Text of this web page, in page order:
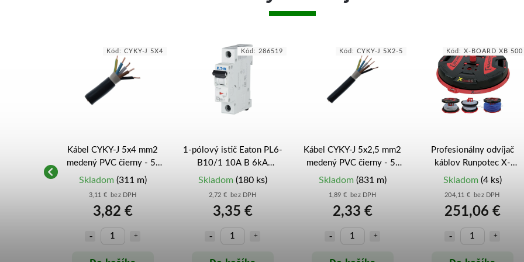
Kábel CYKY-J 5x4 mm2
medený PVC čierny - 5-
žilový prívod pre výkonné
Skladom (311 m)
3,11 € bez DPH
3,82 €
Kód: CYKY-J 5X4
1-pólový istič Eaton PL6-
B10/1 10A B 6kA
(286519) – xPole Moeller
Skladom (180 ks)
2,72 € bez DPH
3,35 €
Kód: 286519
Kábel CYKY-J 5x2,5 mm2
medený PVC čierny - 5-
žilový prívod pre varné
Skladom (831 m)
1,89 € bez DPH
2,33 €
Kód: CYKY-J 5X2-5
Profesionálny odvíjač
káblov Runpotec X-
BOARD XB 500 (10136) -
Skladom (4 ks)
204,11 € bez DPH
251,06 €
Kód: X-BOARD XB 500